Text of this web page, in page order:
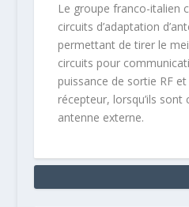
Le groupe franco-italien
circuits d’adaptation
permettant de tirer le
circuits pour
puissance de sortie RF
récepteur, lorsqu’ils sont
antenne externe.